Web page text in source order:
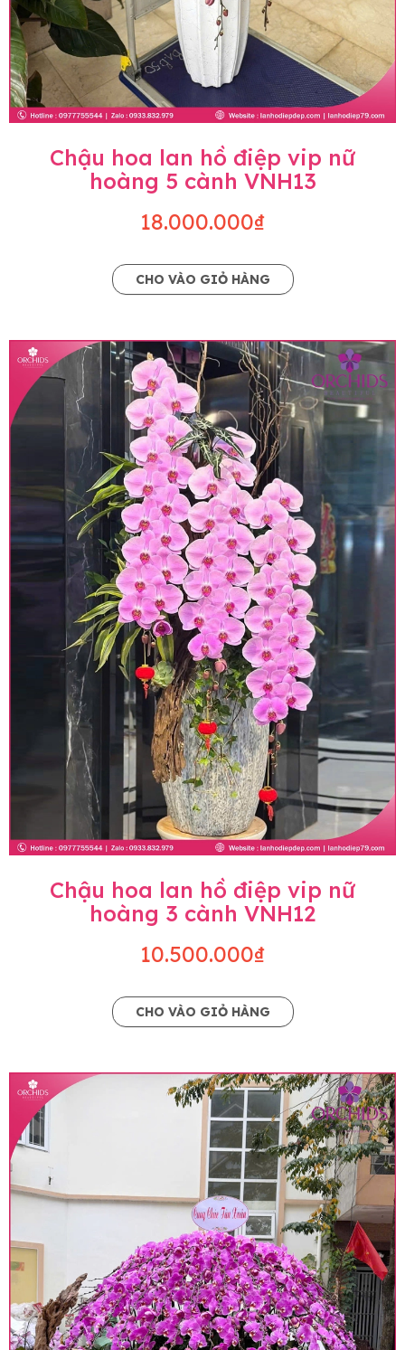
Chậu hoa lan hồ điệp vip nữ
hoàng 5 cành VNH13
18.000.000₫
CHO VÀO GIỎ HÀNG
Chậu hoa lan hồ điệp vip nữ
hoàng 3 cành VNH12
10.500.000₫
CHO VÀO GIỎ HÀNG